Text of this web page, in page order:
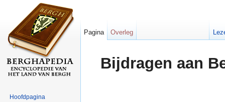
Bijdragen aan
Pagina Overleg
Hoofdpagina